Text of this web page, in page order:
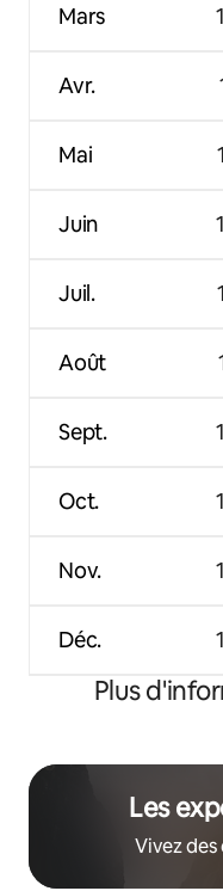
Mars
Avr.
Mai
Juin
Juil.
Août
Sept.
Oct.
Nov.
Déc.
Plus
Les
Vivez